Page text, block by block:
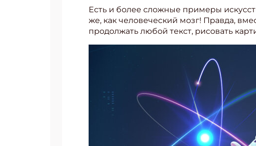
Есть и более сложные примеры
же, как человеческий мозг! Правда,
продолжать любой текст, рисовать
Подпишись
Получи
Укажите имя